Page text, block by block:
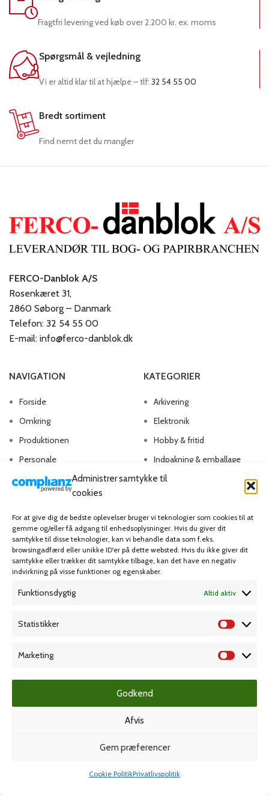
Administrer samtykke til
cookies
For at give dig de bedste oplevelser bruger vi teknologier som cookies til at
gemme og/eller få adgang til enhedsoplysninger. Hvis du giver dit
samtykke til disse teknologier, kan vi behandle data som f.eks.
browsingadfærd eller unikke ID'er på dette websted. Hvis du ikke giver dit
samtykke eller trækker dit samtykke tilbage, kan det have en negativ
indvirkning på visse funktioner og egenskaber.
Funktionsdygtig Altid aktiv
Statistikker
Marketing
Godkend
Afvis
Gem præferencer
Cookie PolitikPrivatlivspolitik
Fragtfri levering ved køb over 2.200 kr. ex. moms
Spørgsmål & vejledning
Vi er altid klar til at hjælpe – tlf: 32 54 55 00
Bredt sortiment
Find nemt det du mangler
FERCO-Danblok A/S
Rosenkæret 31,
2860 Søborg – Danmark
Telefon: 32 54 55 00
E-mail: info@ferco-danblok.dk
NAVIGATION
Forside
Omkring
Produktionen
Personale
Kontakt os
KATEGORIER
Arkivering
Elektronik
Hobby & fritid
Indpakning & emballage
Kontorartikler
Skriveartikler
Spil & lotteri
MIN KONTO
Kontoinformationer
Favoritliste
KUNDESERVICE
Handelsbetingelser
Cookie Politik (EU)
KAMPAGNE